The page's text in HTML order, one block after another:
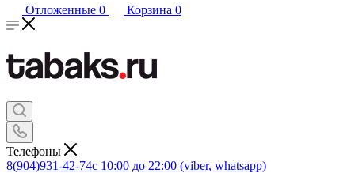
Отложенные 0 Корзина 0
Телефоны
8(904)931-42-74с 10:00 до 22:00 (viber, whatsapp)